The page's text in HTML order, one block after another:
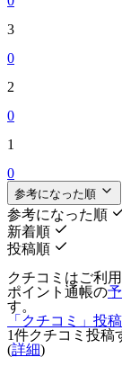
3
0
2
0
1
0
参考になった順
参考になった順
新着順
投稿順
クチコミはご利
ポイント通帳の
す。
「クチコミ」投
1件クチコミ投稿
(詳細)